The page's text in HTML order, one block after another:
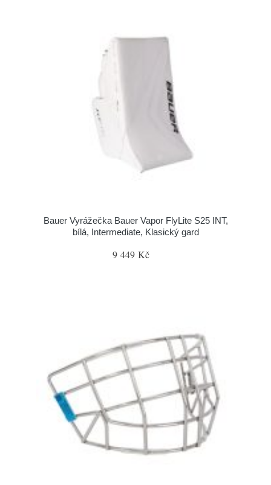
Bauer Vyrážečka Bauer Vapor FlyLite S25 INT,
bílá, Intermediate, Klasický gard
9 449 Kč